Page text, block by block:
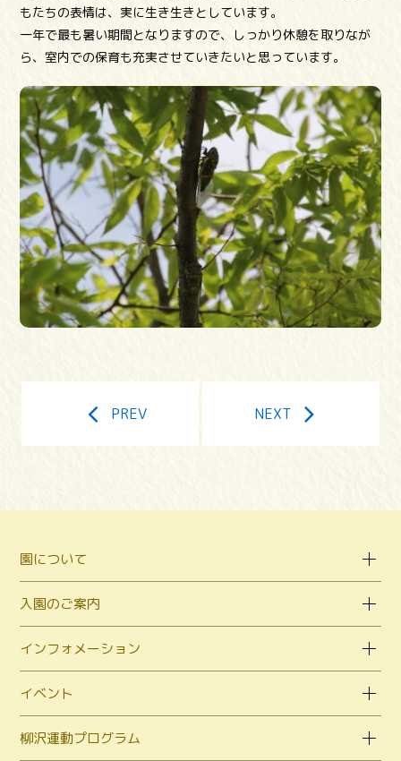
もたちの表情は、実に生き生きとしています。
一年で最も暑い期間となりますので、しっかり休憩を取りなが
ら、室内での保育も充実させていきたいと思っています。
PREV NEXT
園について
入園のご案内
インフォメーション
イベント
柳沢運動プログラム